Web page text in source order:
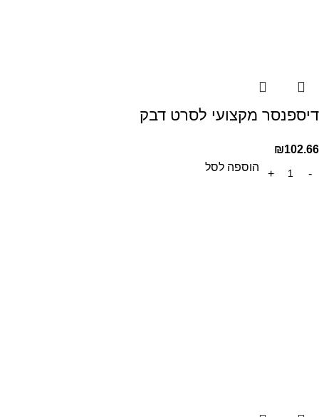
דיספנסר מקצועי לסרט דבק
₪102.66
הוספה לסל